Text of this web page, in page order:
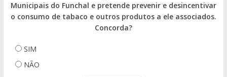
Municipais do Funchal e pretende prevenir e desincentivar
o consumo de tabaco e outros produtos a ele associados.
Concorda?
SIM
NÃO